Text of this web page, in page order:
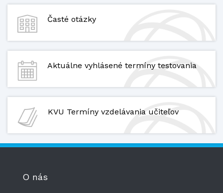
Časté otázky
Aktuálne vyhlásené termíny testovania
KVU Termíny vzdelávania učiteľov
O nás